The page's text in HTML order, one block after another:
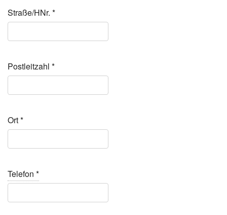
Straße/HNr. *
Post­leit­zahl *
Ort*
Tele­fon *